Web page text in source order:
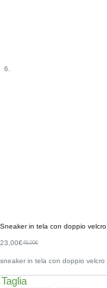
Sneaker in tela con doppio velcro
46,00€
23,00€
sneaker in tela con doppio velcro
Taglia